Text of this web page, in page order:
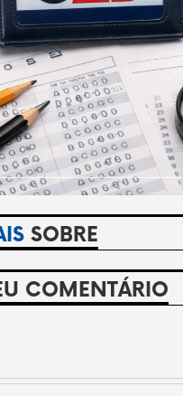
SOBRE
COMENTÁRIO